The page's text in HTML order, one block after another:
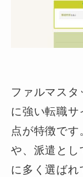
ファルマスタ
に強い転職サ
点が特徴です
や、派遣とし
に多く選ば